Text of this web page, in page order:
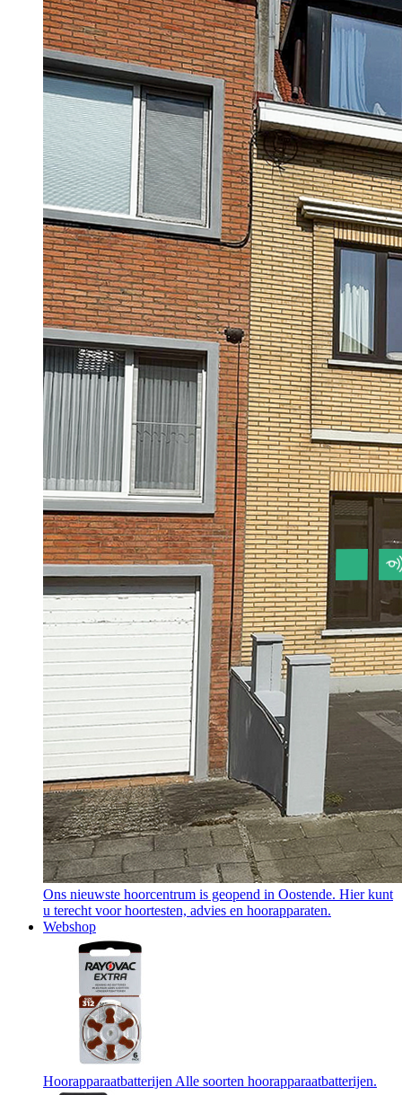
Ons nieuwste hoorcentrum is geopend in Oostende. Hier kunt
u terecht voor hoortesten, advies en hoorapparaten.
Webshop
Hoorapparaatbatterijen Alle soorten hoorapparaatbatterijen.